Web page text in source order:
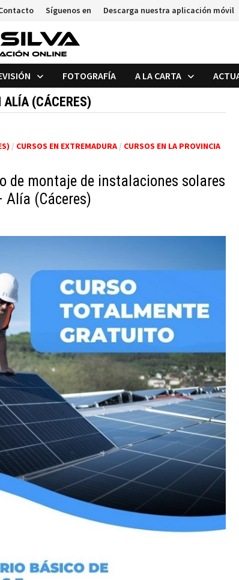
Síguenos en Descarga nuestra aplicación móvil
FOTOGRAFÍA A LA CARTA
ALÍA (CÁCERES)
/ CURSOS EN EXTREMADURA/ CURSOS EN LA PROVINCIA
de montaje de instalaciones solares
(Cáceres)